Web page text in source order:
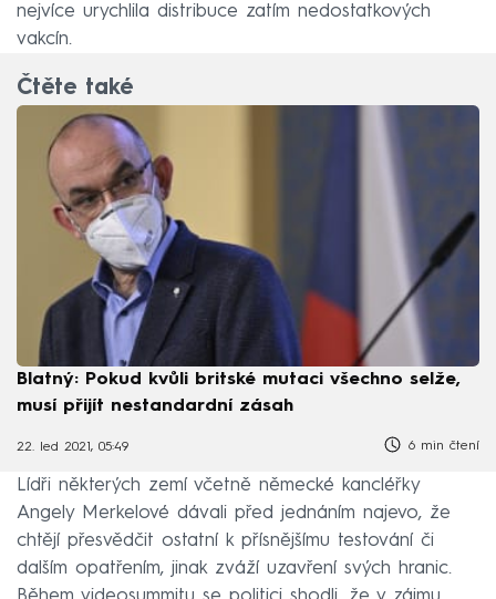
nejvíce urychlila distribuce zatím nedostatkových
vakcín.
Čtěte také
Blatný: Pokud kvůli britské mutaci všechno selže,
musí přijít nestandardní zásah
22. led 2021, 05:49 6 min čtení
Lídři některých zemí včetně německé kancléřky
Angely Merkelové dávali před jednáním najevo, že
chtějí přesvědčit ostatní k přísnějšímu testování či
dalším opatřením, jinak zváží uzavření svých hranic.